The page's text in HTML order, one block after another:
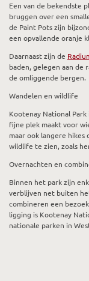
Een van de bekendste
bruggen over een
de Paint Pots zijn
een opvallende oranje
Daarnaast zijn de
baden, gelegen aan de
de omliggende bergen.
Wandelen en wildlife
Kootenay National
fijne plek maakt voor
maar ook langere
wildlife te zien, zoals
Overnachten en
Binnen het park zijn
verblijven net buiten
combineren een
ligging is Kootenay
nationale parken in